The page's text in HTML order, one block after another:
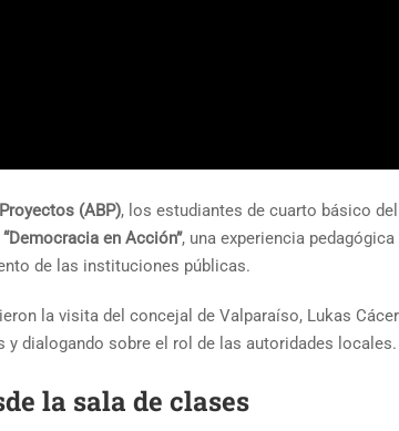
(ABP), los estudiantes de cuarto básico
“Democracia en Acción”, una experiencia pedagógica
de las instituciones públicas.
la visita del concejal de Valparaíso, Lukas
dialogando sobre el rol de las autoridades locales.
la sala de clases